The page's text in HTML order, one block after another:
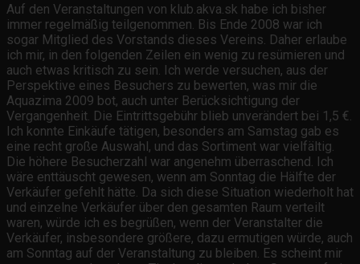
Auf den Veranstaltungen von klub.akva.sk habe ich bisher
immer regelmäßig teilgenommen. Bis Ende 2008 war ich
sogar Mitglied des Vorstands dieses Vereins. Daher erlaube
ich mir, in den folgenden Zeilen ein wenig zu resümieren und
auch etwas kritisch zu sein. Ich werde versuchen, aus der
Perspektive eines Besuchers zu bewerten, was mir die
Aquazima 2009 bot, auch unter Berücksichtigung der
Vergangenheit. Die Eintrittsgebühr blieb unverändert bei 1,5 €.
Ich konnte Einkäufe tätigen, besonders am Samstag gab es
eine recht große Auswahl, und das Sortiment war vielfältig.
Die höhere Besucherzahl war angenehm überraschend. Ich
wäre enttäuscht gewesen, wenn am Sonntag die Hälfte der
Verkäufer gefehlt hätte. Da sich diese Situation wiederholt hat
und einzelne Verkäufer über den gesamten Raum verteilt
waren, würde ich es begrüßen, wenn der Veranstalter die
Verkäufer, insbesondere größere, dazu ermutigen würde, auch
am Sonntag auf der Veranstaltung zu bleiben. Es scheint mir